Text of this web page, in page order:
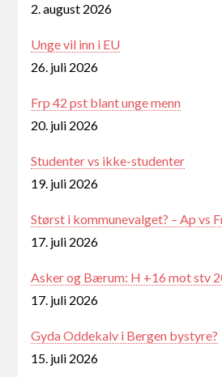
2. august 2026
Unge vil inn i EU
26. juli 2026
Frp 42 pst blant unge menn
20. juli 2026
Studenter vs ikke-studenter
19. juli 2026
Størst i kommunevalget? – Ap vs
17. juli 2026
Asker og Bærum: H +16 mot stv
17. juli 2026
Gyda Oddekalv i Bergen bystyre?
15. juli 2026